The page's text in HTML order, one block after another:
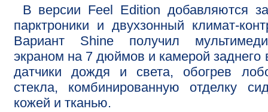
В версии Feel Edition добавляются
парктроники и двухзонный климат-
Вариант Shine получил
экраном на 7 дюймов и камерой заднего
датчики дождя и света, обогрев
стекла, комбинированную отделку
кожей и тканью.